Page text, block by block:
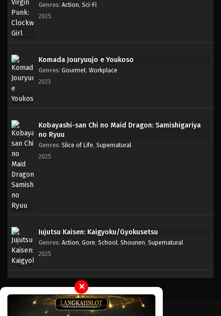
Genres: Action, Sci-Fi
2025
Komada Jouryuujo e Youkoso
Genres: Gourmet, Workplace
2023
Kobayashi-san Chi no Maid Dragon: Samishigariya
no Ryuu
Genres: Slice of Life, Supernatural
2025
Jujutsu Kaisen: Kaigyoku/Gyokusetsu
Genres: Action, Gore, School, Shounen, Supernatural
2025
✕